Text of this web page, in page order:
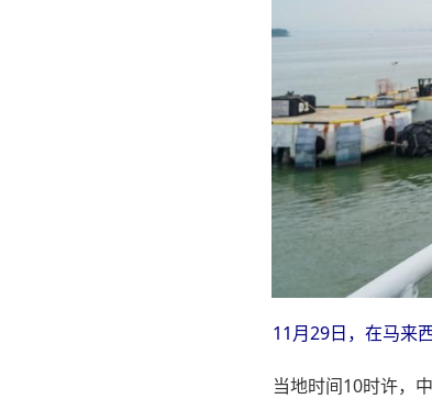
11月29日，在马来
当地时间10时许，